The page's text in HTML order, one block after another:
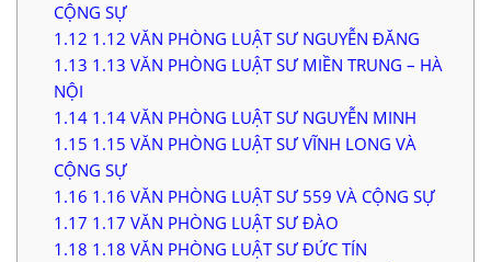
CỘNG SỰ
1.12 1.12 VĂN PHÒNG LUẬT SƯ NGUYỄN ĐĂNG
1.13 1.13 VĂN PHÒNG LUẬT SƯ MIỀN TRUNG – HÀ
NỘI
1.141.14 VĂN PHÒNG LUẬT SƯ NGUYỄN MINH
1.15 1.15 VĂN PHÒNG LUẬT SƯ VĨNH LONG VÀ
CỘNG SỰ
1.16 1.16 VĂN PHÒNG LUẬT SƯ 559 VÀ CỘNG SỰ
1.17 1.17 VĂN PHÒNG LUẬT SƯ ĐÀO
1.18 1.18 VĂN PHÒNG LUẬT SƯ ĐỨC TÍN